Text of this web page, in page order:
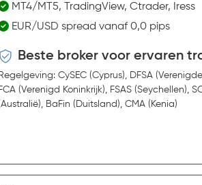
MT4/MT5, TradingView, Ctrader, Iress
EUR/USD spread vanaf 0,0 pips
Beste broker voor ervaren
Regelgeving: CySEC (Cyprus), DFSA
FCA (Verenigd Koninkrijk), FSAS (Seychellen),
BaFin (Duitsland), CMA (Kenia)